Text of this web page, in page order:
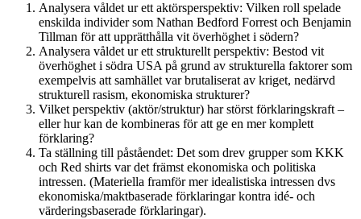
Analysera våldet ur ett aktörsperspektiv: Vilken roll spelade
enskilda individer som Nathan Bedford Forrest och Benjamin
Tillman för att upprätthålla vit överhöghet i södern?
Analysera våldet ur ett strukturellt perspektiv: Bestod vit
överhöghet i södra USA på grund av strukturella faktorer som
exempelvis att samhället var brutaliserat av kriget, nedärvd
strukturell rasism, ekonomiska strukturer?
Vilket perspektiv (aktör/struktur) har störst förklaringskraft –
eller hur kan de kombineras för att ge en mer komplett
förklaring?
Ta ställning till påståendet: Det som drev grupper som KKK
och Red shirts var det främst ekonomiska och politiska
intressen. (Materiella framför mer idealistiska intressen dvs
ekonomiska/maktbaserade förklaringar kontra idé- och
värderingsbaserade förklaringar).